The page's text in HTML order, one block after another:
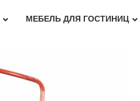
МЕБЕЛЬ ДЛЯ ГОСТИНИЦ